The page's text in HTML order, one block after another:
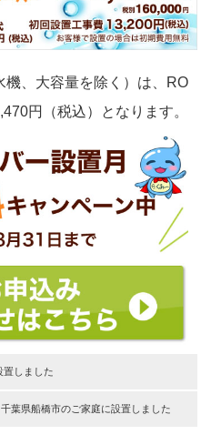
、大容量を除く）は、RO
円（税込）となります。
置しました
千葉県船橋市のご家庭に設置しました